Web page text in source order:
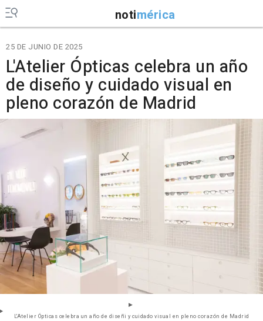
notimérica
25 DE JUNIO DE 2025
L'Atelier Ópticas celebra un año
de diseño y cuidado visual en
pleno corazón de Madrid
L'Atelier Ópticas celebra un año de diseñi y cuidado visual en pleno corazón de Madrid